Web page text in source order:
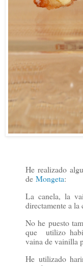
He realizado
de Mongeta:
La canela, la
directamente a la
No he puesto
que utilizo
vaina de vainilla
He utilizado